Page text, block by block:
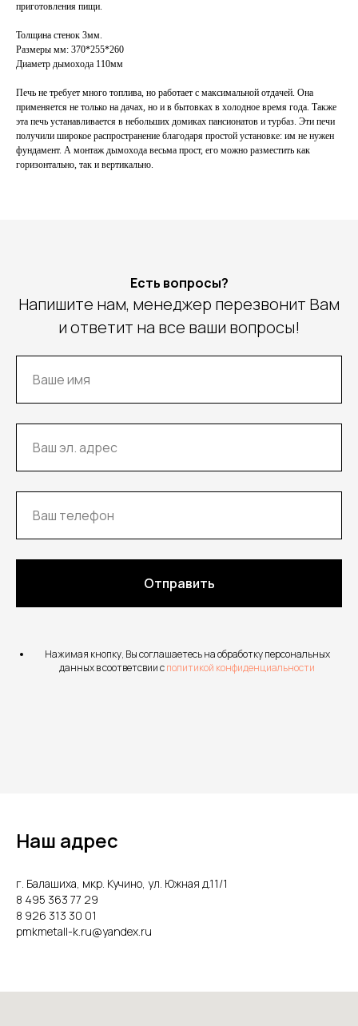
приготовления пищи.
Толщина стенок 3мм.
Размеры мм: 370*255*260
Диаметр дымохода 110мм
Печь не требует много топлива, но работает с максимальной отдачей. Она
применяется не только на дачах, но и в бытовках в холодное время года. Также
эта печь устанавливается в небольших домиках пансионатов и турбаз. Эти печи
получили широкое распространение благодаря простой установке: им не нужен
фундамент. А монтаж дымохода весьма прост, его можно разместить как
горизонтально, так и вертикально.
Есть вопросы?
Напишите нам, менеджер перезвонит Вам
и ответит на все ваши вопросы!
Отправить
Нажимая кнопку, Вы соглашаетесь на обработку персональных
данных в соответсвии сполитикой конфиденциальности
Наш адрес
г. Балашиха, мкр. Кучино, ул. Южная д.11/1
8 495 363 77 29
8 926 313 30 01
pmkmetall-k.ru@yandex.ru